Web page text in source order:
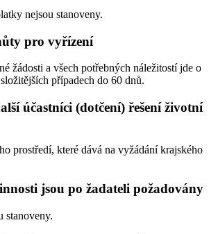
nejsou stanoveny.
pro vyřízení
žádosti a všech potřebných náležitostí jde o
případech do 60 dnů.
účastníci (dotčení) řešení životní
prostředí, které dává na vyžádání krajského
jsou po žadateli požadovány
stanoveny.